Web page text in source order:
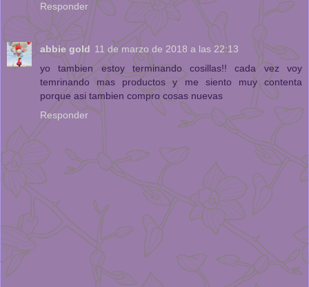
Responder
abbie gold 11 de marzo de 2018 a las 22:13
yo tambien estoy terminando cosillas!! cada vez voy
temrinando mas productos y me siento muy contenta
porque asi tambien compro cosas nuevas
Responder